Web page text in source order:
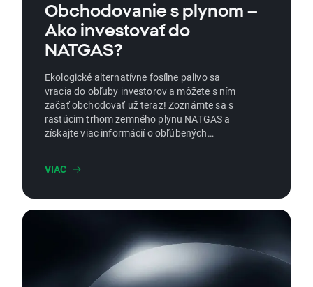
Obchodovanie s plynom –
Ako investovať do
NATGAS?
Ekologické alternatívne fosílne palivo sa
vracia do obľuby investorov a môžete s ním
začať obchodovať už teraz! Zoznámte sa s
rastúcim trhom zemného plynu NATGAS a
získajte viac informácií o obľúbených
budúcnosťou spoločnosti NATGAS
Zemného plynu
VIAC